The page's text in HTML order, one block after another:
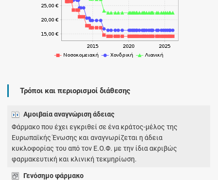
Τρόποι και περιορισμοί διάθεσης
Αμοιβαία αναγνώριση άδειας
Φάρμακο που έχει εγκριθεί σε ένα κράτος-μέλος της
Ευρωπαϊκής Ένωσης και αναγνωρίζεται η άδεια
κυκλοφορίας του από τον Ε.Ο.Φ. με την ίδια ακριβώς
φαρμακευτική και κλινική τεκμηρίωση.
Γενόσημο φάρμακο